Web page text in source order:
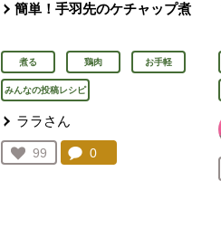
簡単！手羽先のケチャップ煮
煮る 鶏肉 お手軽
みんなの投稿レシピ
ララさん
お気に入り登録：
99
人が登録
コメント：
0